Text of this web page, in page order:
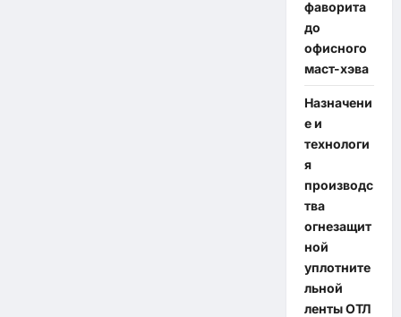
фаворита
до
офисного
маст-хэва
Назначени
е и
технологи
я
производс
тва
огнезащит
ной
уплотните
льной
ленты ОТЛ